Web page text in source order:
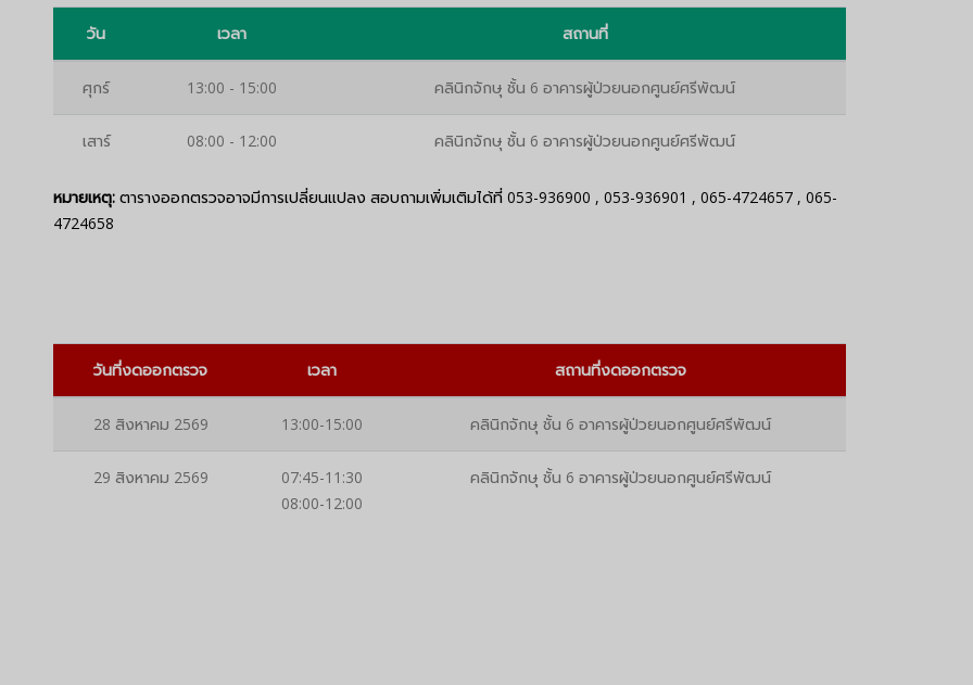
วัน เวลา สถานที่
ศุกร์ 13:00 - 15:00 คลินิกจักษุ ชั้น 6 อาคารผู้ป่วยนอกศูนย์ศรีพัฒน์
เสาร์ 08:00 - 12:00 คลินิกจักษุ ชั้น 6 อาคารผู้ป่วยนอกศูนย์ศรีพัฒน์
หมายเหตุ: ตารางออกตรวจอาจมีการเปลี่ยนแปลง สอบถามเพิ่มเติมได้ที่ 053-936900 , 053-936901 , 065-4724657 , 065-
4724658
วันที่งดออกตรวจ เวลา สถานที่งดออกตรวจ
28 สิงหาคม 2569 13:00-15:00 คลินิกจักษุ ชั้น 6 อาคารผู้ป่วยนอกศูนย์ศรีพัฒน์
29 สิงหาคม 2569
07:45-11:30
08:00-12:00
คลินิกจักษุ ชั้น 6 อาคารผู้ป่วยนอกศูนย์ศรีพัฒน์